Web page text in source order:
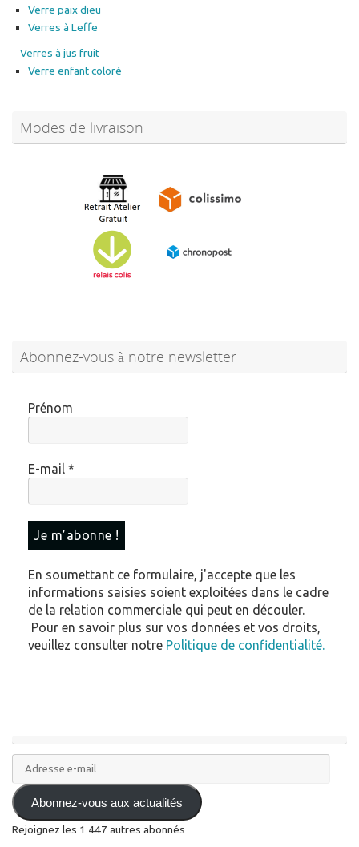
Verre paix dieu
Verres à Leffe
Verres à jus fruit
Verre enfant coloré
Modes de livraison
Abonnez-vous à notre newsletter
Prénom
E-mail *
En soumettant ce formulaire, j'accepte que les
informations saisies soient exploitées dans le cadre
de la relation commerciale qui peut en découler.
Pour en savoir plus sur vos données et vos droits,
veuillez consulter notre Politique de confidentialité.
Adresse
e-
mail Abonnez-vous aux actualités
Rejoignez les 1 447 autres abonnés